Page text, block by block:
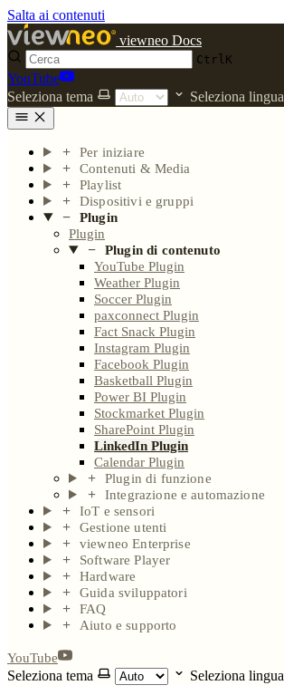
Salta ai contenuti
viewneo Docs
CtrlK
YouTube
Seleziona tema
Seleziona lingua
Per iniziare
Contenuti & Media
Playlist
Dispositivi e gruppi
Plugin
Plugin
Plugin di contenuto
YouTube Plugin
Weather Plugin
Soccer Plugin
paxconnect Plugin
Fact Snack Plugin
Instagram Plugin
Facebook Plugin
Basketball Plugin
Power BI Plugin
Stockmarket Plugin
SharePoint Plugin
LinkedIn Plugin
Calendar Plugin
Plugin di funzione
Integrazione e automazione
IoT e sensori
Gestione utenti
viewneo Enterprise
Software Player
Hardware
Guida sviluppatori
FAQ
Aiuto e supporto
YouTube
Seleziona tema Seleziona lingua